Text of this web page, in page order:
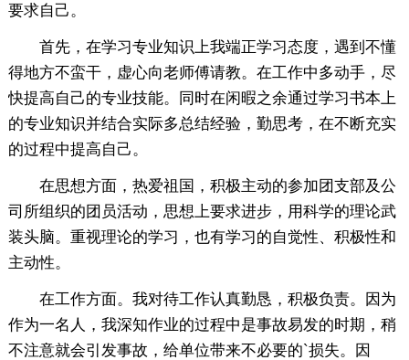
要求自己。
首先，在学习专业知识上我端正学习态度，遇到不懂
得地方不蛮干，虚心向老师傅请教。在工作中多动手，尽
快提高自己的专业技能。同时在闲暇之余通过学习书本上
的专业知识并结合实际多总结经验，勤思考，在不断充实
的过程中提高自己。
在思想方面，热爱祖国，积极主动的参加团支部及公
司所组织的团员活动，思想上要求进步，用科学的理论武
装头脑。重视理论的学习，也有学习的自觉性、积极性和
主动性。
在工作方面。我对待工作认真勤恳，积极负责。因为
作为一名人，我深知作业的过程中是事故易发的时期，稍
不注意就会引发事故，给单位带来不必要的`损失。因